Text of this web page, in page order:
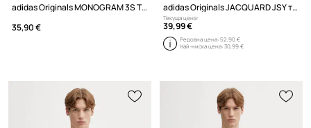
adidas Originals MONOGRAM 3S T тениска от памук мъжка
35,90 €
adidas Originals JACQUARD JSY тениска мъжка
Текуща цена:
39,99 €
Редовна цена:52,90 €
Най-ниска цена:30,99 €